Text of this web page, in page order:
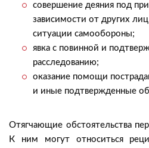
совершение деяния под
зависимости от других
ситуации самообороны;
явка с повинной и
расследованию;
оказание помощи
и иные подтвержденные
Отягчающие обстоятельства
К ним могут относиться